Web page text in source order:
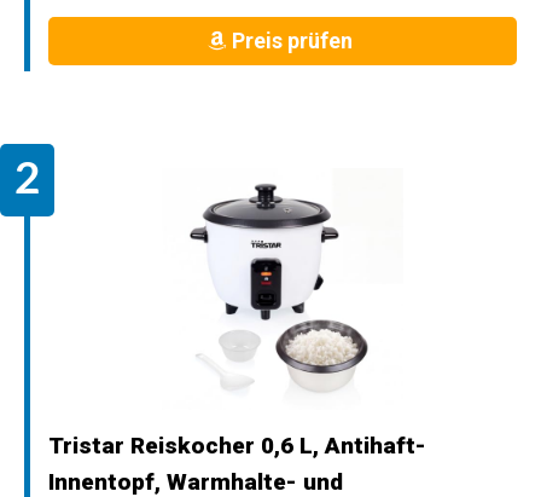
Preis prüfen
Tristar Reiskocher 0,6 L, Antihaft-
Innentopf, Warmhalte- und